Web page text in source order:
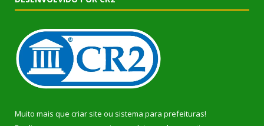
Muito mais que criar site ou sistema para prefeituras!